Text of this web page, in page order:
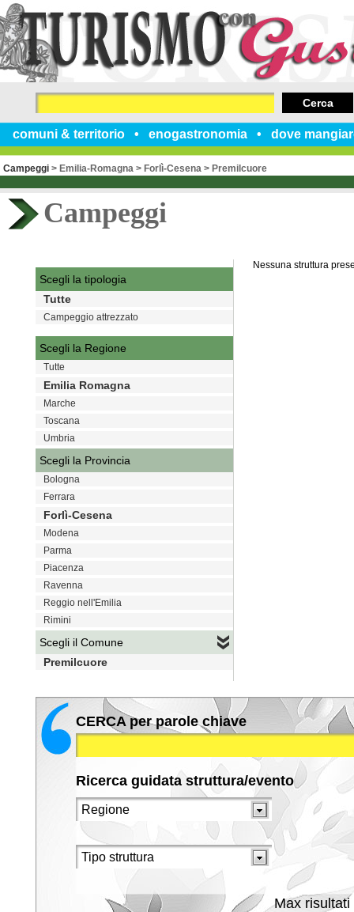
comuni & territorio enogastronomia dove
Cerca
Campeggi > Emilia-Romagna > Forlì-Cesena > Premilcuore
Campeggi
Nessuna struttura
Scegli la tipologia
Tutte
Campeggio attrezzato
Scegli la Regione
Tutte
Emilia Romagna
Marche
Toscana
Umbria
Scegli la Provincia
Bologna
Ferrara
Forlì-Cesena
Modena
Parma
Piacenza
Ravenna
Reggio nell'Emilia
Rimini
Scegli il Comune
Premilcuore
CERCA per parole chiave
Ricerca guidata struttura/evento
Max risultati